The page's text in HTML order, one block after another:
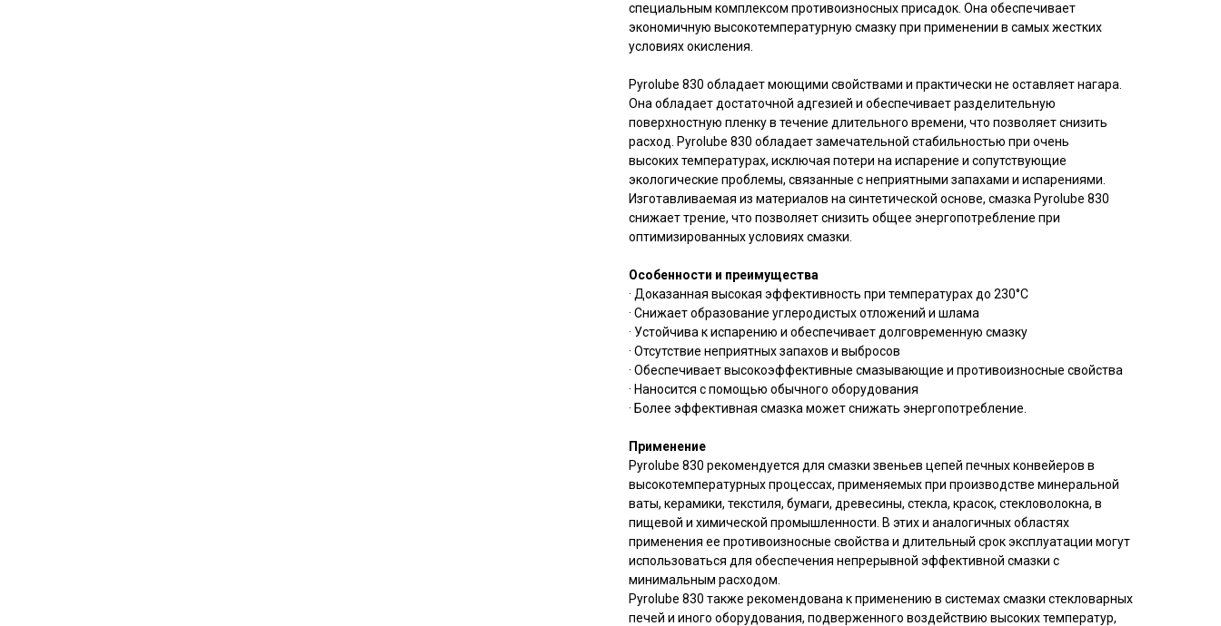
специальным комплексом противоизносных присадок. Она обеспечивает
экономичную высокотемпературную смазку при применении в самых жестких
условиях окисления.
Pyrolube 830 обладает моющими свойствами и практически не оставляет нагара.
Она обладает достаточной адгезией и обеспечивает разделительную
поверхностную пленку в течение длительного времени, что позволяет снизить
расход. Pyrolube 830 обладает замечательной стабильностью при очень
высоких температурах, исключая потери на испарение и сопутствующие
экологические проблемы, связанные с неприятными запахами и испарениями.
Изготавливаемая из материалов на синтетической основе, смазка Pyrolube 830
снижает трение, что позволяет снизить общее энергопотребление при
оптимизированных условиях смазки.
Особенности и преимущества
· Доказанная высокая эффективность при температурах до 230°C
· Снижает образование углеродистых отложений и шлама
· Устойчива к испарению и обеспечивает долговременную смазку
· Отсутствие неприятных запахов и выбросов
· Обеспечивает высокоэффективные смазывающие и противоизносные свойства
· Наносится с помощью обычного оборудования
· Более эффективная смазка может снижать энергопотребление.
Применение
Pyrolube 830 рекомендуется для смазки звеньев цепей печных конвейеров в
высокотемпературных процессах, применяемых при производстве минеральной
ваты, керамики, текстиля, бумаги, древесины, стекла, красок, стекловолокна, в
пищевой и химической промышленности. В этих и аналогичных областях
применения ее противоизносные свойства и длительный срок эксплуатации могут
использоваться для обеспечения непрерывной эффективной смазки с
минимальным расходом.
Pyrolube 830 также рекомендована к применению в системах смазки стекловарных
печей и иного оборудования, подверженного воздействию высоких температур,